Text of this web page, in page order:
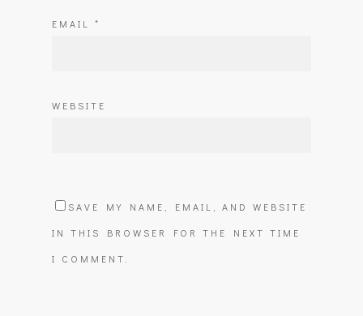
EMAIL *
WEBSITE
SAVE MY NAME, EMAIL, AND WEBSITE
IN THIS BROWSER FOR THE NEXT TIME
I COMMENT.